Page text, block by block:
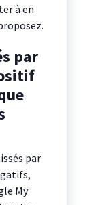
à en
par
par
My